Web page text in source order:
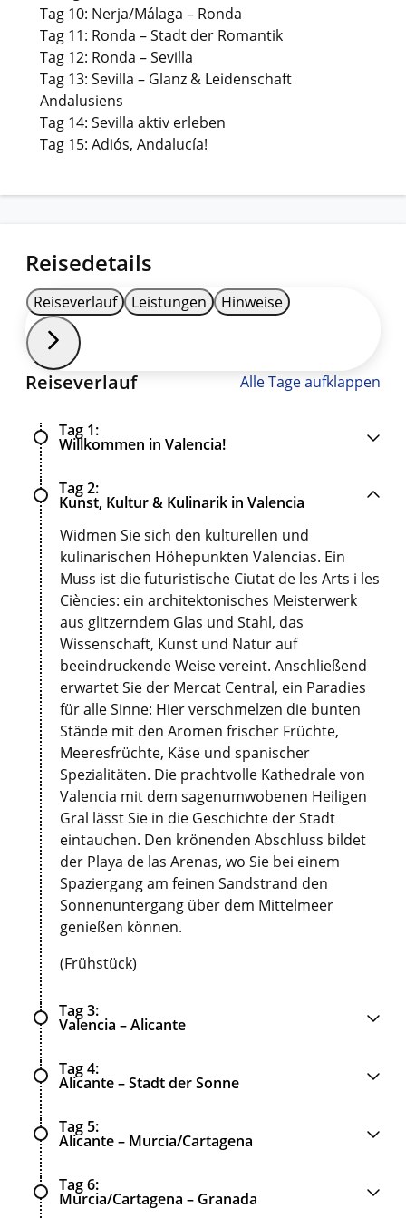
Tag 10: Nerja/Málaga – Ronda
Tag 11: Ronda – Stadt der Romantik
Tag 12: Ronda – Sevilla
Tag 13: Sevilla – Glanz & Leidenschaft
Andalusiens
Tag 14: Sevilla aktiv erleben
Tag 15: Adiós, Andalucía!
Reisedetails
Reiseverlauf Leistungen Hinweise
Reiseverlauf Alle Tage aufklappen
Tag 1
Willkommen in Valencia!
Tag 2
Kunst, Kultur & Kulinarik in Valencia
Widmen Sie sich den kulturellen und
kulinarischen Höhepunkten Valencias. Ein
Muss ist die futuristische Ciutat de les Arts i les
Ciències: ein architektonisches Meisterwerk
aus glitzerndem Glas und Stahl, das
Wissenschaft, Kunst und Natur auf
beeindruckende Weise vereint. Anschließend
erwartet Sie der Mercat Central, ein Paradies
für alle Sinne: Hier verschmelzen die bunten
Stände mit den Aromen frischer Früchte,
Meeresfrüchte, Käse und spanischer
Spezialitäten. Die prachtvolle Kathedrale von
Valencia mit dem sagenumwobenen Heiligen
Gral lässt Sie in die Geschichte der Stadt
eintauchen. Den krönenden Abschluss bildet
der Playa de las Arenas, wo Sie bei einem
Spaziergang am feinen Sandstrand den
Sonnenuntergang über dem Mittelmeer
genießen können.
(Frühstück)
Tag 3
Valencia – Alicante
Tag 4
Alicante – Stadt der Sonne
Tag 5
Alicante – Murcia/Cartagena
Tag 6
Murcia/Cartagena – Granada